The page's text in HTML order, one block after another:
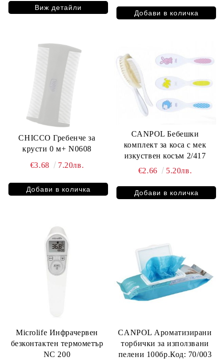
Виж детайли
CHICCO Гребенче за
крусти 0 м+ N0608
€3.68
7.20лв.
CANPOL Бебешки
комплект за коса с мек
изкуствен косъм 2/417
€2.66
5.20лв.
Microlife Инфрачервен
безконтактен термометър
NC 200
CANPOL Ароматизирани
торбички за използвани
пелени 100бр.Код: 70/003